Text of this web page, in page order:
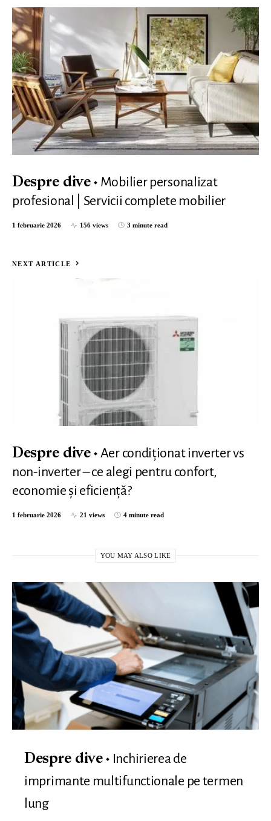
Despre dive
Mobilier personalizat
profesional | Servicii complete mobilier
1 februarie 2026 156 views 3 minute read
NEXT ARTICLE
Despre dive
Aer condiționat inverter vs
non-inverter – ce alegi pentru confort,
economie și eficiență?
1 februarie 2026 21 views 4 minute read
YOU MAY ALSO LIKE
Despre dive
Inchirierea de
imprimante multifunctionale pe termen
lung